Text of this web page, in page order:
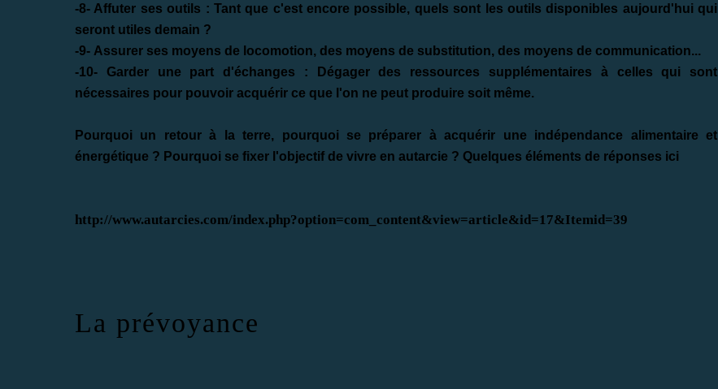
-8- Affuter ses outils : Tant que c'est encore possible, quels sont les outils disponibles aujourd'hui qui
seront utiles demain ?
-9- Assurer ses moyens de locomotion, des moyens de substitution, des moyens de communication...
-10- Garder une part d'échanges :
Dégager des ressources supplémentaires
à celles qui sont
nécessaires pour pouvoir acquérir ce que l'on ne peut produire soit même.
Pourquoi un retour à la terre, pourquoi se préparer à acquérir une indépendance alimentaire et
énergétique ? Pourquoi se fixer l'objectif de vivre en autarcie ? Quelques éléments de réponses ici
http://www.autarcies.com/index.php?option=com_content&view=article&id=17&Itemid=39
La prévoyance